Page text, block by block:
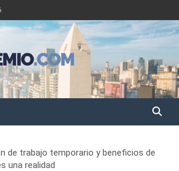
– laborales
de trabajo temporario y beneficios de
una realidad